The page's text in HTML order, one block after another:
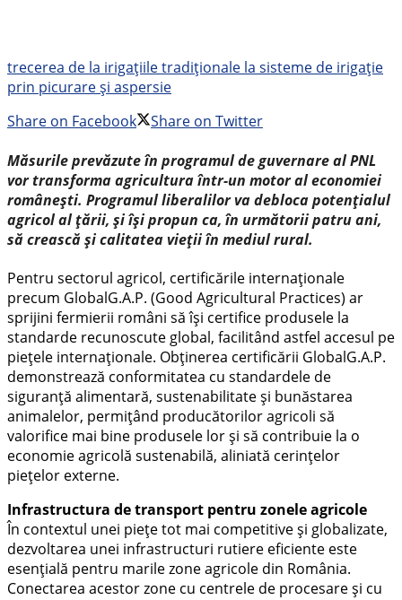
trecerea de la irigațiile tradiționale la sisteme de irigație
prin picurare și aspersie
Share on Facebook
Share on Twitter
Măsurile prevăzute în programul de guvernare al PNL
vor transforma agricultura într-un motor al economiei
românești. Programul liberalilor va debloca potențialul
agricol al țării, și își propun ca, în următorii patru ani,
să crească și calitatea vieții în mediul rural.
Pentru sectorul agricol, certificările internaționale
precum GlobalG.A.P. (Good Agricultural Practices) ar
sprijini fermierii români să își certifice produsele la
standarde recunoscute global, facilitând astfel accesul pe
piețele internaționale. Obținerea certificării GlobalG.A.P.
demonstrează conformitatea cu standardele de
siguranță alimentară, sustenabilitate și bunăstarea
animalelor, permițând producătorilor agricoli să
valorifice mai bine produsele lor și să contribuie la o
economie agricolă sustenabilă, aliniată cerințelor
piețelor externe.
Infrastructura de transport pentru zonele agricole
În contextul unei piețe tot mai competitive și globalizate,
dezvoltarea unei infrastructuri rutiere eficiente este
esențială pentru marile zone agricole din România.
Conectarea acestor zone cu centrele de procesare și cu